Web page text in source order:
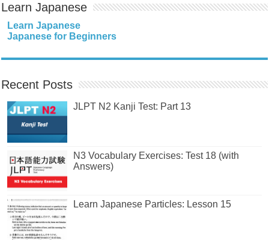
Learn Japanese
Learn Japanese
Japanese for Beginners
Recent Posts
JLPT N2 Kanji Test: Part 13
N3 Vocabulary Exercises: Test 18 (with
Answers)
Learn Japanese Particles: Lesson 15